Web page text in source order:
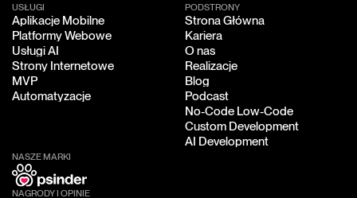
USŁUGI
Aplikacje Mobilne
Aplikacje Mobilne
Platformy Webowe
Platformy Webowe
Usługi AI
Usługi AI
Strony Internetowe
Strony Internetowe
MVP
MVP
Automatyzacje
PODSTRONY
Strona Główna
Strona Główna
Kariera
Kariera
O nas
O nas
Realizacje
Realizacje
Blog
Blog
Podcast
Podcast
No-Code Low-Code
No-Code Low-Code
Custom Development
Custom Development
AI Development
NASZE MARKI
NAGRODY I OPINIE